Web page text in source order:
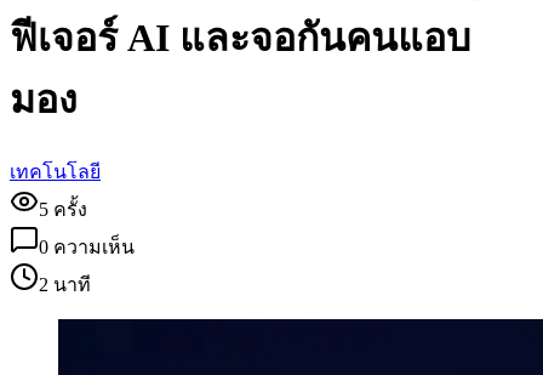
ฟีเจอร์ AI และจอกันคนแอบ
มอง
เทคโนโลยี
5 ครั้ง
0 ความเห็น
2 นาที